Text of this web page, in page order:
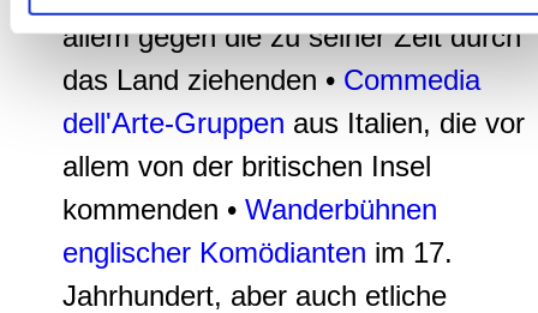
allem gegen die zu seiner Zeit durch
das Land ziehenden • Commedia
dell'Arte-Gruppen aus Italien, die vor
allem von der britischen Insel
kommenden • Wanderbühnen
englischer Komödianten im 17.
Jahrhundert, aber auch etliche